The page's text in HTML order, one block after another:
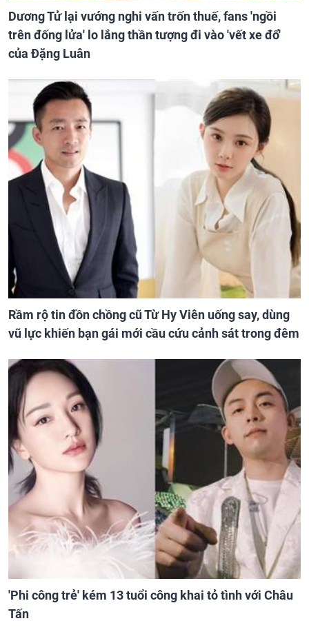
Dương Tử lại vướng nghi vấn trốn thuế, fans 'ngồi
trên đống lửa' lo lắng thần tượng đi vào 'vết xe đổ'
của Đặng Luân
Rầm rộ tin đồn chồng cũ Từ Hy Viên uống say, dùng
vũ lực khiến bạn gái mới cầu cứu cảnh sát trong đêm
'Phi công trẻ' kém 13 tuổi công khai tỏ tình với Châu
Tấn